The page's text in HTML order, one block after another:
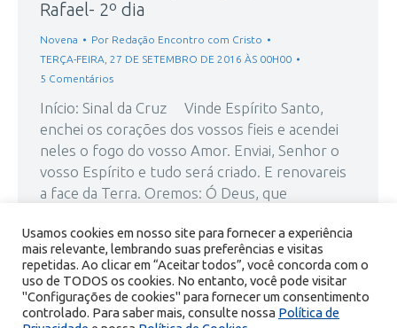
Rafael- 2º dia
Novena Por Redação Encontro com Cristo
TERÇA-FEIRA, 27 DE SETEMBRO DE 2016 ÀS 00H00
5 Comentários
Início: Sinal da Cruz Vinde Espírito Santo,
enchei os corações dos vossos fieis e acendei
neles o fogo do vosso Amor. Enviai, Senhor o
vosso Espírito e tudo será criado. E renovareis
a face da Terra. Oremos: Ó Deus, que
luz do Espírito Santo, fazei…
Usamos cookies em nosso site para fornecer a experiência
mais relevante, lembrando suas preferências e visitas
repetidas. Ao clicar em “Aceitar todos”, você concorda com o
uso de TODOS os cookies. No entanto, você pode visitar
"Configurações de cookies" para fornecer um consentimento
controlado. Para saber mais, consulte nossa Política de